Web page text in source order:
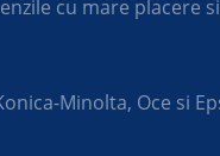
cu mare placere
Minolta, Oce si